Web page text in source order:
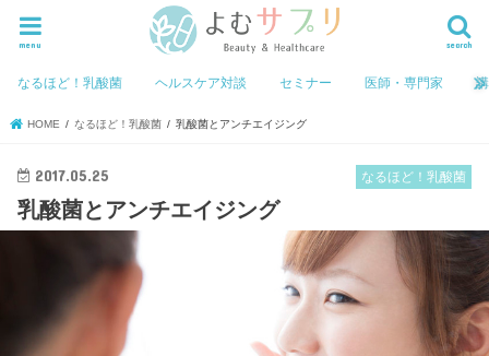
search
menu
なるほど！乳酸菌 ヘルスケア対談 セミナー 医師・専門家
HOME なるほど！乳酸菌 乳酸菌とアンチエイジング
なるほど！乳酸菌
2017.05.25
乳酸菌とアンチエイジング